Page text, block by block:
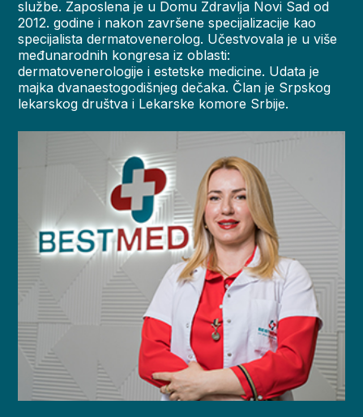
službe. Zaposlena je u Domu Zdravlja Novi Sad od
2012. godine i nakon završene specijalizacije kao
specijalista dermatovenerolog. Učestvovala je u više
međunarodnih kongresa iz oblasti:
dermatovenerologije i estetske medicine. Udata je
majka dvanaestogodišnjeg dečaka. Član je Srpskog
lekarskog društva i Lekarske komore Srbije.